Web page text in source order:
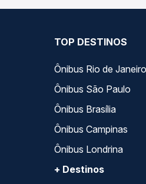
TOP DESTINOS
Ônibus Rio de Janeiro
Ônibus São Paulo
Ônibus Brasília
Ônibus Campinas
Ônibus Londrina
+ Destinos